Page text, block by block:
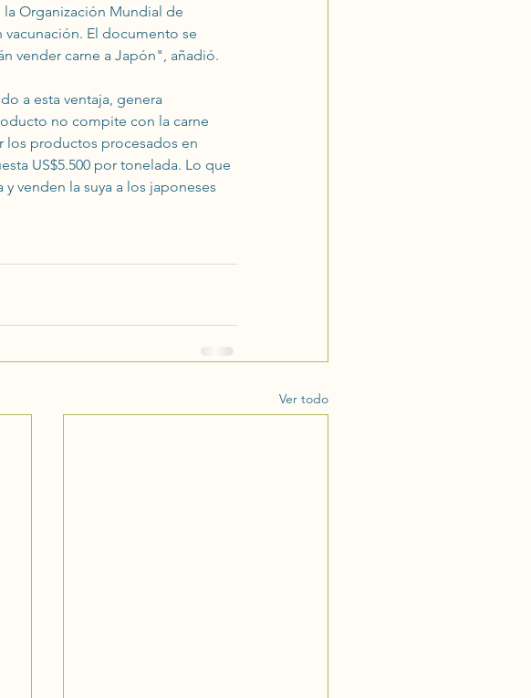
Organización Mundial de
El documento se
vender carne a Japón", añadió.
a esta ventaja, genera
no compite con la carne
los productos procesados ​​en
US$5.500 por tonelada. Lo que
venden la suya a los japoneses
Ver todo